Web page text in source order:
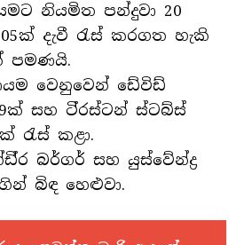
නියමිත පන්දුවා 20
දැවී රැස් කරගත හැකි
පමණයි.
වෙනුවෙන් ඩේවිඩ්
සහ ටි්‍රස්ටන් ස්ටබ්ස්
රැස් කළා.
බර්ගර් සහ යුස්වේන්ද්‍ර
බිඳ හෙළුවා.